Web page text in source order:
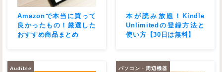
Amazonで本当に買って
良かったもの！厳選した
おすすめ商品まとめ
本が読み放題！Kindle
Unlimitedの登録方法と
使い方【30日は無料】
Audible パソコン・周辺機器